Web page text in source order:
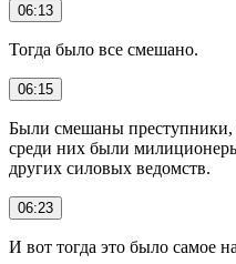
06:13
Тогда было все смешано.
06:15
Были смешаны
среди них были
других силовых ведомств.
06:23
И вот тогда это было самое